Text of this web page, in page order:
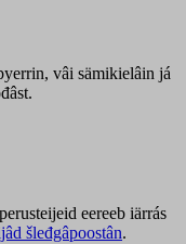
vâi sämikielâin já
eereeb iärrás
šleđgâpoostân.